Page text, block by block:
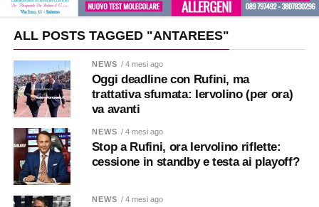
ALL POSTS TAGGED "ANTAREES"
NEWS / 4 mesi ago
Oggi deadline con Rufini, ma
trattativa sfumata: Iervolino (per ora)
va avanti
NEWS / 4 mesi ago
Stop a Rufini, ora Iervolino riflette:
cessione in standby e testa ai playoff?
NEWS / 4 mesi ago